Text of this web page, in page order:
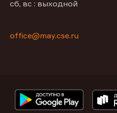
сб, вс : выходной
office@may.cse.ru